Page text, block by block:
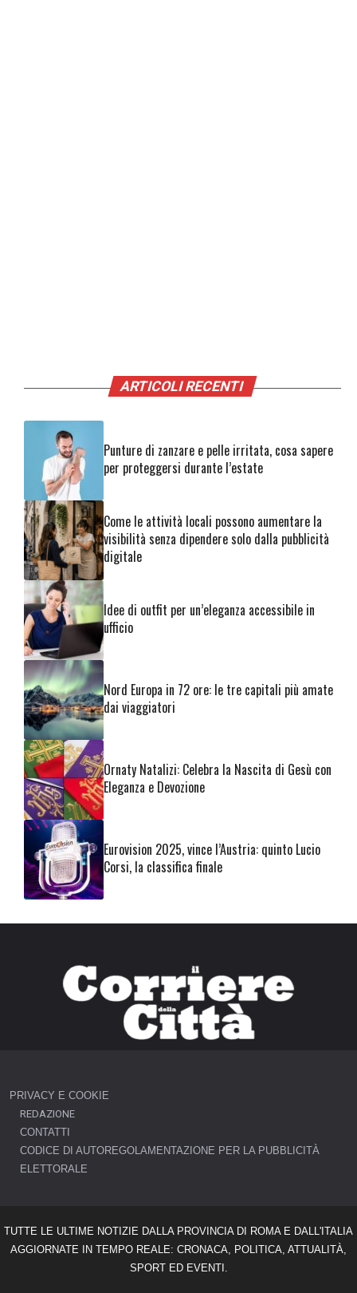
ARTICOLI RECENTI
Punture di zanzare e pelle irritata, cosa sapere
per proteggersi durante l’estate
Come le attività locali possono aumentare la
visibilità senza dipendere solo dalla pubblicità
digitale
Idee di outfit per un’eleganza accessibile in
ufficio
Nord Europa in 72 ore: le tre capitali più amate
dai viaggiatori
Ornaty Natalizi: Celebra la Nascita di Gesù con
Eleganza e Devozione
Eurovision 2025, vince l’Austria: quinto Lucio
Corsi, la classifica finale
PRIVACY E COOKIE
REDAZIONE
CONTATTI
CODICE DI AUTOREGOLAMENTAZIONE PER LA PUBBLICITÀ
ELETTORALE
TUTTE LE ULTIME NOTIZIE DALLA PROVINCIA DI ROMA E DALL'ITALIA
AGGIORNATE IN TEMPO REALE: CRONACA, POLITICA, ATTUALITÀ,
SPORT ED EVENTI.